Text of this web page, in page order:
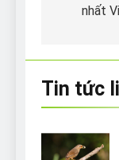
viếtnhất
Tin tức